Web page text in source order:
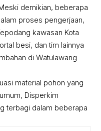
demikian, beberapa
proses pengerjaan,
kawasan Kota
besi, dan tim lainnya
di Watulawang
material pohon yang
Disperkim
terbagi dalam beberapa